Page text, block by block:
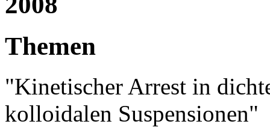
Themen
"Kinetischer Arrest in
kolloidalen Suspensionen"